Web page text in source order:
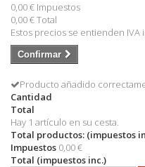
0,00 € Impuestos
0,00 €Total
Estos precios se entienden IVA
Confirmar
Producto añadido
Cantidad
Total
Hay 1 artículo en su cesta.
Total productos: (impuestos
Impuestos 0,00 €
Total (impuestos inc.)